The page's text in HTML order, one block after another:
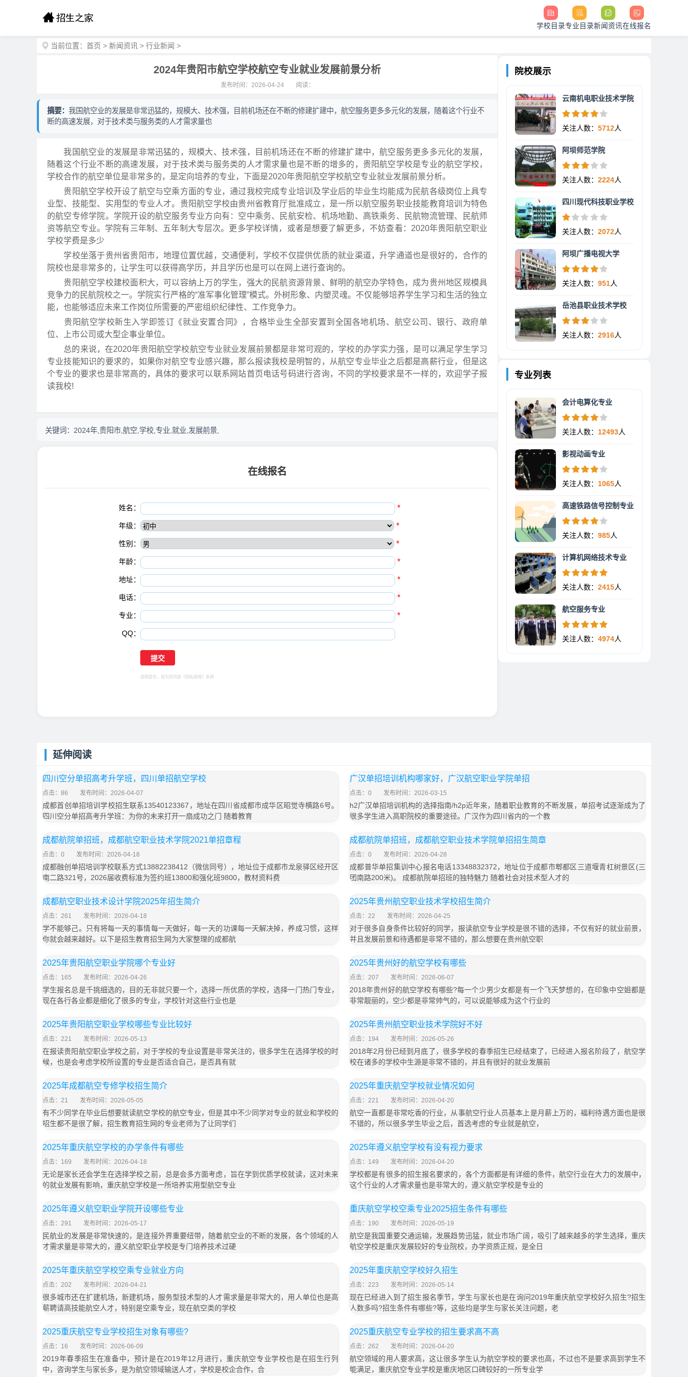
学校目录专业目录新闻资讯在线报名
当前位置： 首页 > 新闻资讯 > 行业新闻 >
2024年贵阳市航空学校航空专业就业发展前景分析
发布时间：2026-04-24 阅读：
摘要： 我国航空业的发展是非常迅猛的，规模大、技术强，目前机场还在不断的修建扩建中，航空服务更多多元化的发展，随着这个行业不
断的高速发展，对于技术类与服务类的人才需求量也
我国航空业的发展是非常迅猛的，规模大、技术强，目前机场还在不断的修建扩建中，航空服务更多多元化的发展，
随着这个行业不断的高速发展，对于技术类与服务类的人才需求量也是不断的增多的，贵阳航空学校是专业的航空学校，
学校合作的航空单位是非常多的，是定向培养的专业，下面是2020年贵阳航空学校航空专业就业发展前景分析。
贵阳航空学校开设了航空与空乘方面的专业，通过我校完成专业培训及学业后的毕业生均能成为民航各级岗位上具专
业型、技能型、实用型的专业人才。贵阳航空学校由贵州省教育厅批准成立，是一所以航空服务职业技能教育培训为特色
的航空专修学院。学院开设的航空服务专业方向有：空中乘务、民航安检、机场地勤、高铁乘务、民航物流管理、民航师
资等航空专业。学院有三年制、五年制大专层次。更多学校详情，或者是想要了解更多，不妨查看：2020年贵阳航空职业
学校学费是多少
学校坐落于贵州省贵阳市，地理位置优越，交通便利，学校不仅提供优质的就业渠道，升学通道也是很好的，合作的
院校也是非常多的，让学生可以获得高学历，并且学历也是可以在网上进行查询的。
贵阳航空学校建校面积大，可以容纳上万的学生，强大的民航资源背景、鲜明的航空办学特色，成为贵州地区规模具
竞争力的民航院校之一。学院实行严格的“准军事化管理”模式。外树形象、内塑灵魂。不仅能够培养学生学习和生活的独立
能，也能够适应未来工作岗位所需要的严密组织纪律性、工作竞争力。
贵阳航空学校新生入学即签订《就业安置合同》，合格毕业生全部安置到全国各地机场、航空公司、银行、政府单
位、上市公司或大型企事业单位。
总的来说，在2020年贵阳航空学校航空专业就业发展前景都是非常可观的，学校的办学实力强，是可以满足学生学习
专业技能知识的要求的，如果你对航空专业感兴趣，那么报读我校是明智的，从航空专业毕业之后都是高薪行业，但是这
个专业的要求也是非常高的，具体的要求可以联系网站首页电话号码进行咨询，不同的学校要求是不一样的，欢迎学子报
读我校!
关键词： 2024年,贵阳市,航空,学校,专业,就业,发展前景,
在线报名
姓名： *
年级： *
性别： *
年龄： *
地址： *
电话： *
专业： *
QQ：
选择提交，视为您同意 《隐私保障》 条例
院校展示
云南机电职业技术学院
关注人数： 5712人
阿坝师范学院
关注人数： 2224人
四川现代科技职业学校
关注人数： 2072人
阿坝广播电视大学
关注人数： 951人
岳池县职业技术学校
关注人数： 2916人
专业列表
会计电算化专业
关注人数： 12493人
影视动画专业
关注人数： 1065人
高速铁路信号控制专业
关注人数： 985人
计算机网络技术专业
关注人数： 2415人
航空服务专业
关注人数： 4974人
延伸阅读
四川空分单招高考升学班，四川单招航空学校
点击：86 发布时间：2026-04-07
成都首创单招培训学校招生联系13540123367，地址在四川省成都市成华区昭觉寺横路6号。
四川空分单招高考升学班：为你的未来打开一扇成功之门 随着教育
广汉单招培训机构哪家好，广汉航空职业学院单招
点击：0 发布时间：2026-03-15
h2广汉单招培训机构的选择指南/h2p近年来，随着职业教育的不断发展，单招考试逐渐成为了
很多学生进入高职院校的重要途径。广汉作为四川省内的一个教
成都航院单招班，成都航空职业技术学院2021单招章程
点击：0 发布时间：2026-04-18
成都融创单招培训学校联系方式13882238412（微信同号），地址位于成都市龙泉驿区经开区
南二路321号，2026届收费标准为签约班13800和强化班9800，教材资料费
成都航院单招班，成都航空职业技术学院单招招生简章
点击：0 发布时间：2026-04-28
成都普华单招集训中心报名电话13348832372，地址位于成都市郫都区三道堰青杠树景区(三
团南路200米)。 成都航院单招班的独特魅力 随着社会对技术型人才的
成都航空职业技术设计学院2025年招生简介
点击：261 发布时间：2026-04-18
学不能够己。只有将每一天的事情每一天做好，每一天的功课每一天解决掉，养成习惯，这样
你就会越来越好。以下是招生教育招生网为大家整理的成都航
2025年贵州航空职业技术学校招生简介
点击：22 发布时间：2026-04-25
对于很多自身条件比较好的同学，报读航空专业学校是很不错的选择，不仅有好的就业前景，
并且发展前景和待遇都是非常不错的，那么想要在贵州航空职
2025年贵阳航空职业学院哪个专业好
点击：165 发布时间：2026-04-26
学生报名总是千挑细选的，目的无非就只要一个，选择一所优质的学校，选择一门热门专业，
现在各行各业都是细化了很多的专业，学校针对这些行业也是
2025年贵州好的航空学校有哪些
点击：207 发布时间：2026-06-07
2018年贵州好的航空学校有哪些?每一个少男少女都是有一个飞天梦想的，在印象中空姐都是
非常靓丽的，空少都是非常帅气的，可以说能够成为这个行业的
2025年贵阳航空职业学校哪些专业比较好
点击：221 发布时间：2026-05-13
在报读贵阳航空职业学校之前，对于学校的专业设置是非常关注的，很多学生在选择学校的时
候，也是会考虑学校所设置的专业是否适合自己，是否具有就
2025年贵州航空职业技术学院好不好
点击：194 发布时间：2026-05-26
2018年2月份已经到月底了，很多学校的春季招生已经结束了，已经进入报名阶段了，航空学
校在诸多的学校中生源是非常不错的，并且有很好的就业发展前
2025年成都航空专修学校招生简介
点击：21 发布时间：2026-05-05
有不少同学在毕业后想要就读航空学校的航空专业，但是其中不少同学对专业的就业和学校的
招生都不是很了解，招生教育招生网的专业老师为了让同学们
2025年重庆航空学校就业情况如何
点击：221 发布时间：2026-04-20
航空一直都是非常吃香的行业，从事航空行业人员基本上是月薪上万的，福利待遇方面也是很
不错的，所以很多学生毕业之后，首选考虑的专业就是航空，
2025年重庆航空学校的办学条件有哪些
点击：169 发布时间：2026-04-18
无论是家长还会学生在选择学校之前，总是会多方面考虑，旨在学到优质学校就读，这对未来
的就业发展有影响，重庆航空学校是一所培养实用型航空专业
2025年遵义航空学校有没有视力要求
点击：149 发布时间：2026-04-20
学校都是有很多的招生报名要求的，各个方面都是有详细的条件，航空行业在大力的发展中，
这个行业的人才需求量也是非常大的，遵义航空学校是专业的
2025年遵义航空职业学院开设哪些专业
点击：291 发布时间：2026-05-17
民航业的发展是非常快速的，是连接外界重要纽带，随着航空业的不断的发展，各个领域的人
才需求量是非常大的，遵义航空职业学校是专门培养技术过硬
重庆航空学校空乘专业2025招生条件有哪些
点击：190 发布时间：2026-05-19
航空是我国重要交通运输，发展趋势迅猛，就业市场广阔，吸引了越来越多的学生选择，重庆
航空学校是重庆发展较好的专业院校，办学资质正规，是全日
2025年重庆航空学校空乘专业就业方向
点击：202 发布时间：2026-04-21
很多城市还在扩建机场，新建机场，服务型技术型的人才需求量是非常大的，用人单位也是高
薪聘请高技能航空人才，特别是空乘专业，现在航空类的学校
2025年重庆航空学校好久招生
点击：223 发布时间：2026-05-14
现在已经进入到了招生报名季节，学生与家长也是在询问2019年重庆航空学校好久招生?招生
人数多吗?招生条件有哪些?等，这些均是学生与家长关注问题，老
2025重庆航空专业学校招生对象有哪些?
点击：16 发布时间：2026-06-09
2019年春季招生在准备中，预计是在2019年12月进行，重庆航空专业学校也是在招生行列
中，咨询学生与家长多，是为航空领域输送人才，学校是校企合作，合
2025重庆航空专业学校的招生要求高不高
点击：262 发布时间：2026-04-20
航空领域的用人要求高，这让很多学生认为航空学校的要求也高，不过也不是要求高到学生不
能满足，重庆航空专业学校是重庆地区口碑较好的一所专业学